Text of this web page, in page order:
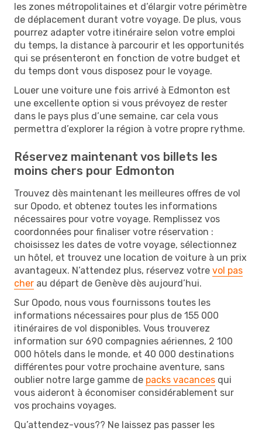
les zones métropolitaines et d’élargir votre périmètre
de déplacement durant votre voyage. De plus, vous
pourrez adapter votre itinéraire selon votre emploi
du temps, la distance à parcourir et les opportunités
qui se présenteront en fonction de votre budget et
du temps dont vous disposez pour le voyage.
Louer une voiture une fois arrivé à Edmonton est
une excellente option si vous prévoyez de rester
dans le pays plus d’une semaine, car cela vous
permettra d’explorer la région à votre propre rythme.
Réservez maintenant vos billets les
moins chers pour Edmonton
Trouvez dès maintenant les meilleures offres de vol
sur Opodo, et obtenez toutes les informations
nécessaires pour votre voyage. Remplissez vos
coordonnées pour finaliser votre réservation :
choisissez les dates de votre voyage, sélectionnez
un hôtel, et trouvez une location de voiture à un prix
avantageux. N’attendez plus, réservez votre vol pas
cher au départ de Genève dès aujourd’hui.
Sur Opodo, nous vous fournissons toutes les
informations nécessaires pour plus de 155 000
itinéraires de vol disponibles. Vous trouverez
information sur 690 compagnies aériennes, 2 100
000 hôtels dans le monde, et 40 000 destinations
différentes pour votre prochaine aventure, sans
oublier notre large gamme de packs vacances qui
vous aideront à économiser considérablement sur
vos prochains voyages.
Qu’attendez-vous?? Ne laissez pas passer les